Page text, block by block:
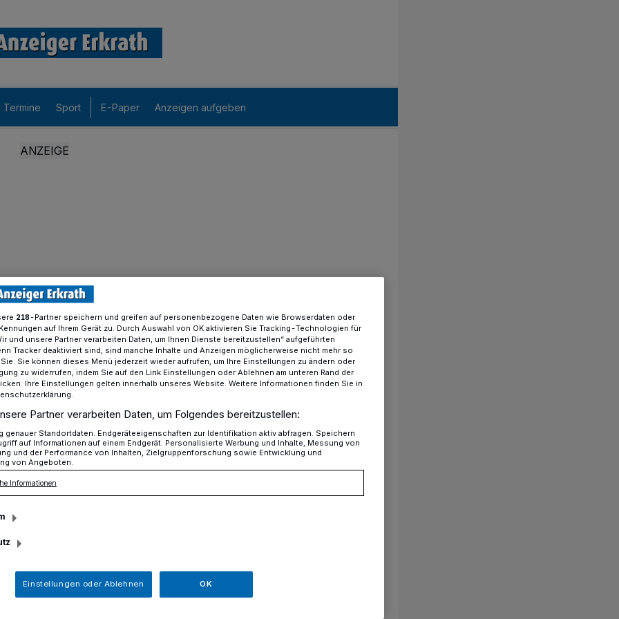
Termine Sport E-Paper Anzeigen aufgeben
der Steinzeit
schön oder feucht und nass
Museum immer ein Erlebnis.
es wieder ein abwechslungsreiches
218-Partner speichern und greifen auf personenbezogene Daten wie Browserdaten oder
auf Ihrem Gerät zu. Durch Auswahl von OK aktivieren Sie Tracking-Technologien für
und unsere Partner verarbeiten Daten, um Ihnen Dienste bereitzustellen“ aufgeführten
Tracker deaktiviert sind, sind manche Inhalte und Anzeigen möglicherweise nicht mehr so
Sie können dieses Menü jederzeit wieder aufrufen, um Ihre Einstellungen zu ändern oder
zu widerrufen, indem Sie auf den Link Einstellungen oder Ablehnen am unteren Rand der
Ihre Einstellungen gelten innerhalb unseres Website. Weitere Informationen finden Sie in
Partner verarbeiten Daten, um Folgendes bereitzustellen:
genauer Standortdaten. Endgeräteeigenschaften zur Identifikation aktiv abfragen. Speichern
auf Informationen auf einem Endgerät. Personalisierte Werbung und Inhalte, Messung von
und der Performance von Inhalten, Zielgruppenforschung sowie Entwicklung und
von Angeboten.
Informationen
Einstellungen oder Ablehnen OK